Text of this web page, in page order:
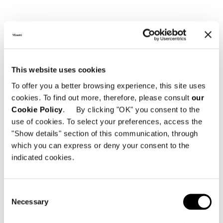
This website uses cookies
To offer you a better browsing experience, this site uses
cookies. To find out more, therefore, please consult our
Cookie Policy. By clicking "OK" you consent to the
use of cookies. To select your preferences, access the
"Show details" section of this communication, through
which you can express or deny your consent to the
indicated cookies.
Selection
Necessary